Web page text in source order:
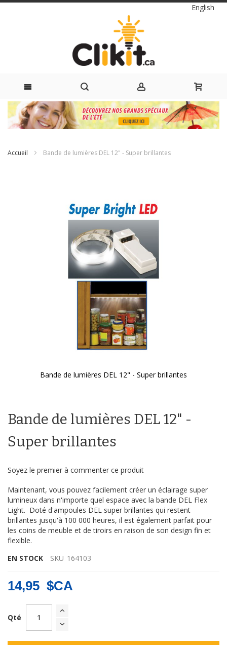
Langue
English
Skip
to
Accueil Bande de lumières DEL 12" - Super brillantes
Bande de lumières DEL 12" - Super brillantes
de
la
Galerie
d’images
Bande de lumières DEL 12" -
Super brillantes
Soyez le premier à commenter ce produit
Maintenant, vous pouvez facilement créer un éclairage super
lumineux dans n'importe quel espace avec la bande DEL Flex
Light. Doté d'ampoules DEL super brillantes qui restent
brillantes jusqu'à 100 000 heures, il est également parfait pour
les coins de meuble et de tiroirs en raison de son design fin et
flexible.
EN STOCK
SKU 164103
14,95 $CA
Qté